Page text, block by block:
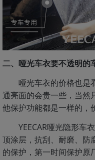
二、哑光车衣要不透明的
哑光车衣的价格也是
通亮面的会贵一些，当然
他保护功能都是一样的，
YEECAR哑光隐形车
顶涂层，抗刮、耐磨、防
的保护，第一时间保护原